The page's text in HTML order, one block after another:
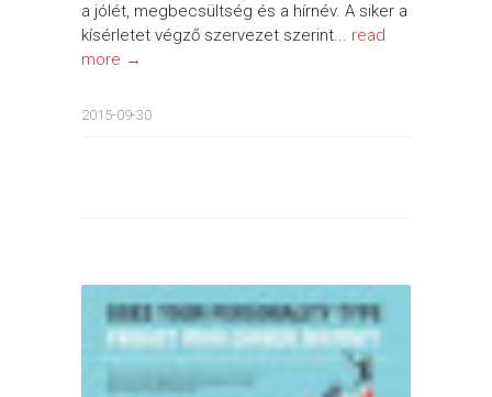
a jólét, megbecsültség és a hírnév. A siker a
kísérletet végző szervezet szerint... read
more →
2015-09-30